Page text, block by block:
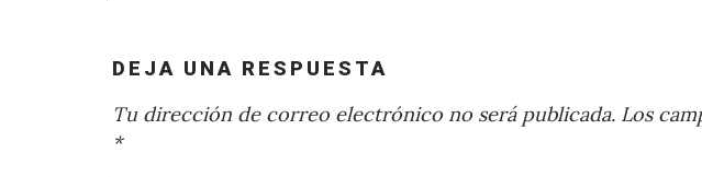
DEJA UNA RESPUESTA
Tu dirección de correo electrónico no será publicada. Los
*